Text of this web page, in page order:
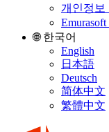
개인정보
🌐 한국어
English
日本語
Deutsch
简体中文
繁體中文